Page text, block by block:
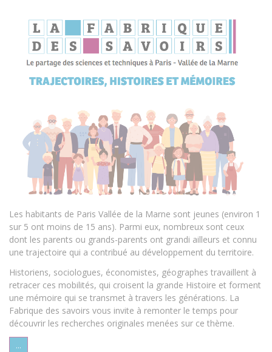
Les habitants de Paris Vallée de la Marne sont jeunes (environ 1
sur 5 ont moins de 15 ans). Parmi eux, nombreux sont ceux
dont les parents ou grands-parents ont grandi ailleurs et connu
une trajectoire qui a contribué au développement du territoire.
Historiens, sociologues, économistes, géographes travaillent à
retracer ces mobilités, qui croisent la grande Histoire et forment
une mémoire qui se transmet à travers les générations. La
Fabrique des savoirs vous invite à remonter le temps pour
découvrir les recherches originales menées sur ce thème.
...